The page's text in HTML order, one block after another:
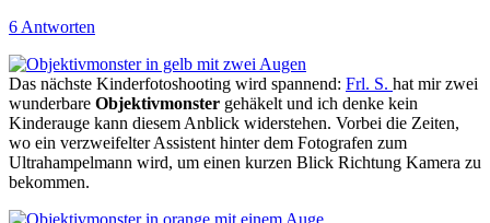
6 Antworten
Das nächste Kinderfotoshooting wird spannend: Frl. S. hat mir zwei
wunderbare Objektivmonster gehäkelt und ich denke kein
Kinderauge kann diesem Anblick widerstehen. Vorbei die Zeiten,
wo ein verzweifelter Assistent hinter dem Fotografen zum
Ultrahampelmann wird, um einen kurzen Blick Richtung Kamera zu
bekommen.